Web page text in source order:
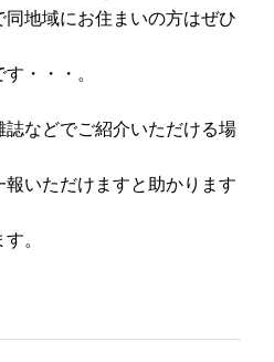
地域にお住まいの方はぜひ
・・・。
などでご紹介いただける場
報いただけますと助かります
。